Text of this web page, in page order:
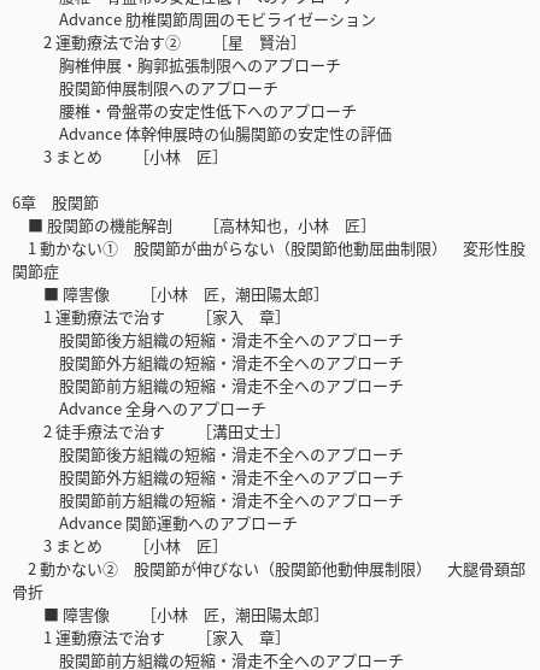
Advance 肋椎関節周囲のモビライゼーション
2 運動療法で治す② ［星 賢治］
胸椎伸展・胸郭拡張制限へのアプローチ
股関節伸展制限へのアプローチ
腰椎・骨盤帯の安定性低下へのアプローチ
Advance 体幹伸展時の仙腸関節の安定性の評価
3 まとめ ［小林 匠］
6章 股関節
■ 股関節の機能解剖 ［高林知也，小林 匠］
1 動かない① 股関節が曲がらない（股関節他動屈曲制限） 変形性股
関節症
■ 障害像 ［小林 匠，潮田陽太郎］
1 運動療法で治す ［家入 章］
股関節後方組織の短縮・滑走不全へのアプローチ
股関節外方組織の短縮・滑走不全へのアプローチ
股関節前方組織の短縮・滑走不全へのアプローチ
Advance 全身へのアプローチ
2 徒手療法で治す ［溝田丈士］
股関節後方組織の短縮・滑走不全へのアプローチ
股関節外方組織の短縮・滑走不全へのアプローチ
股関節前方組織の短縮・滑走不全へのアプローチ
Advance 関節運動へのアプローチ
3 まとめ ［小林 匠］
2 動かない② 股関節が伸びない（股関節他動伸展制限） 大腿骨頚部
骨折
■ 障害像 ［小林 匠，潮田陽太郎］
1 運動療法で治す ［家入 章］
股関節前方組織の短縮・滑走不全へのアプローチ